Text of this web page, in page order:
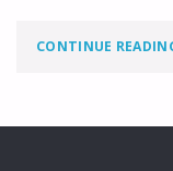
CONTINUE